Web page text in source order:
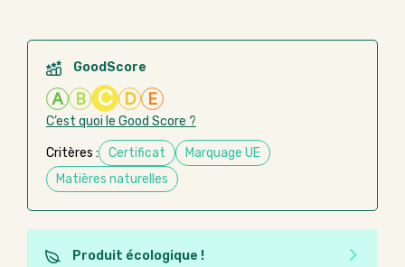
GoodScore
A B C D E
C’est quoi le Good Score ?
Critères : Certificat
Marquage UE
Matières naturelles
Produit écologique !